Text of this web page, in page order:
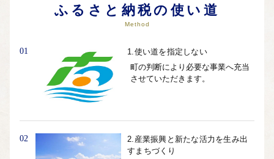
ふるさと納税の使い道
Method
01
1.使い道を指定しない
町の判断により必要な事業へ充当
させていただきます。
02
2.産業振興と新たな活力を生み出
すまちづくり